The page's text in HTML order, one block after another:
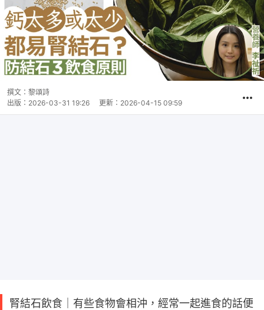
撰文： 黎頌詩
出版： 2026-03-31 19:26 更新： 2026-04-15 09:59
腎結石飲食｜有些食物會相沖，經常一起進食的話便